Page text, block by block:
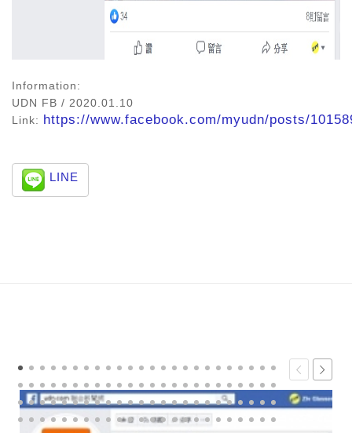
Information:
UDN FB / 2020.01.10
Link: https://www.facebook.com/myudn/posts/
LINE